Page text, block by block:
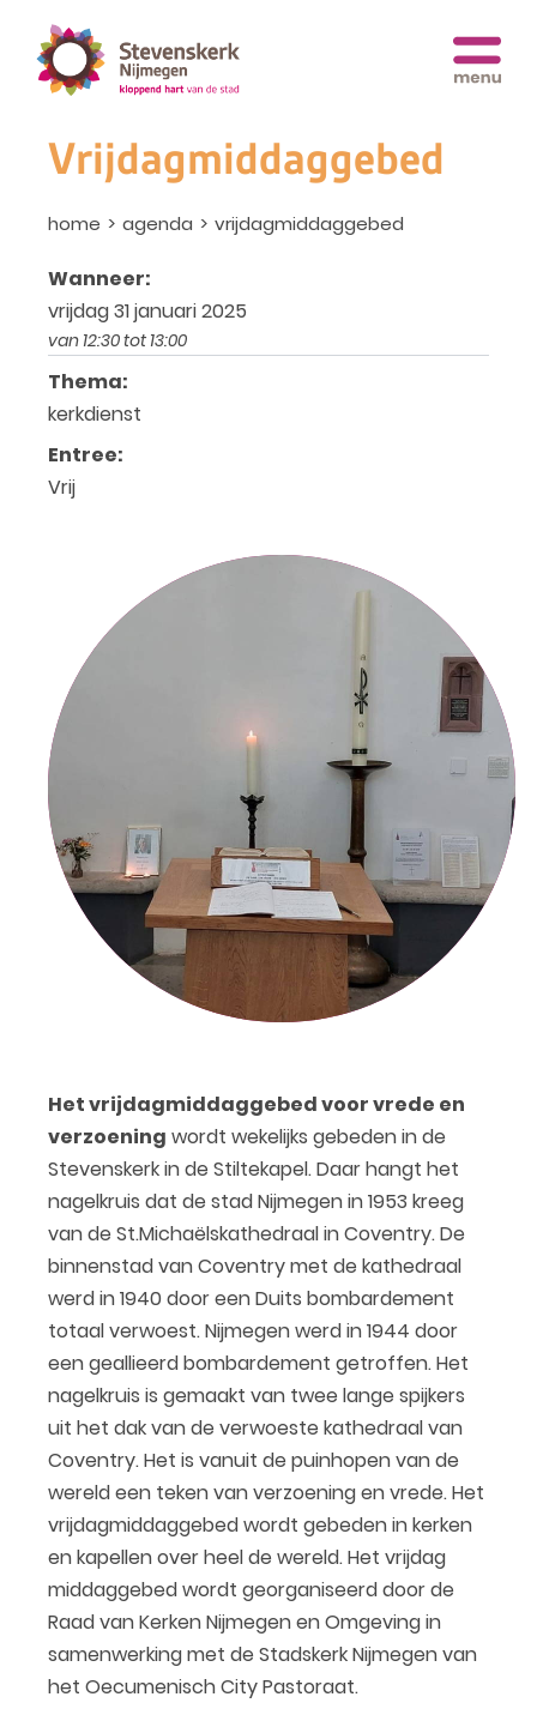
Vrijdagmiddaggebed
home agenda vrijdagmiddaggebed
Wanneer:
vrijdag 31 januari 2025
van 12:30 tot 13:00
Thema:
kerkdienst
Entree:
Vrij
Het vrijdagmiddaggebed voor vrede en
verzoening wordt wekelijks gebeden in de
Stevenskerk in de Stiltekapel. Daar hangt het
nagelkruis dat de stad Nijmegen in 1953 kreeg
van de St.Michaëlskathedraal in Coventry. De
binnenstad van Coventry met de kathedraal
werd in 1940 door een Duits bombardement
totaal verwoest. Nijmegen werd in 1944 door
een geallieerd bombardement getroffen. Het
nagelkruis is gemaakt van twee lange spijkers
uit het dak van de verwoeste kathedraal van
Coventry. Het is vanuit de puinhopen van de
wereld een teken van verzoening en vrede. Het
vrijdagmiddaggebed wordt gebeden in kerken
en kapellen over heel de wereld. Het vrijdag
middaggebed wordt georganiseerd door de
Raad van Kerken Nijmegen en Omgeving in
samenwerking met de Stadskerk Nijmegen van
het Oecumenisch City Pastoraat.